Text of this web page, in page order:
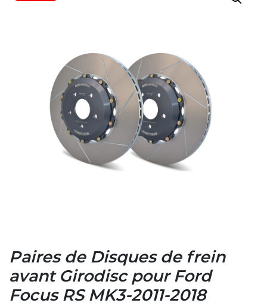
Paires de Disques de frein
avant Girodisc pour Ford
Focus RS MK3-2011-2018